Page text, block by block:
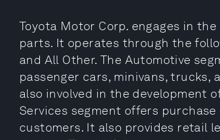
Toyota Motor Corp. engages in
parts. It operates through the
and All Other. The Automotive
passenger cars, minivans, trucks,
also involved in the development
Services segment offers
customers. It also provides retail